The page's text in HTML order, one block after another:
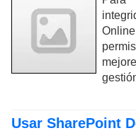
Usar SharePoint